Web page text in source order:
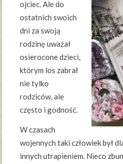
ojciec. Ale do
ostatnich swoich
dni za swoją
rodzinę uważał
osierocone dzieci,
którym los zabrał
nie tylko
rodziców, ale
często i godność.
W czasach
wojennych taki człowiek był
innych utrapieniem. Nieco